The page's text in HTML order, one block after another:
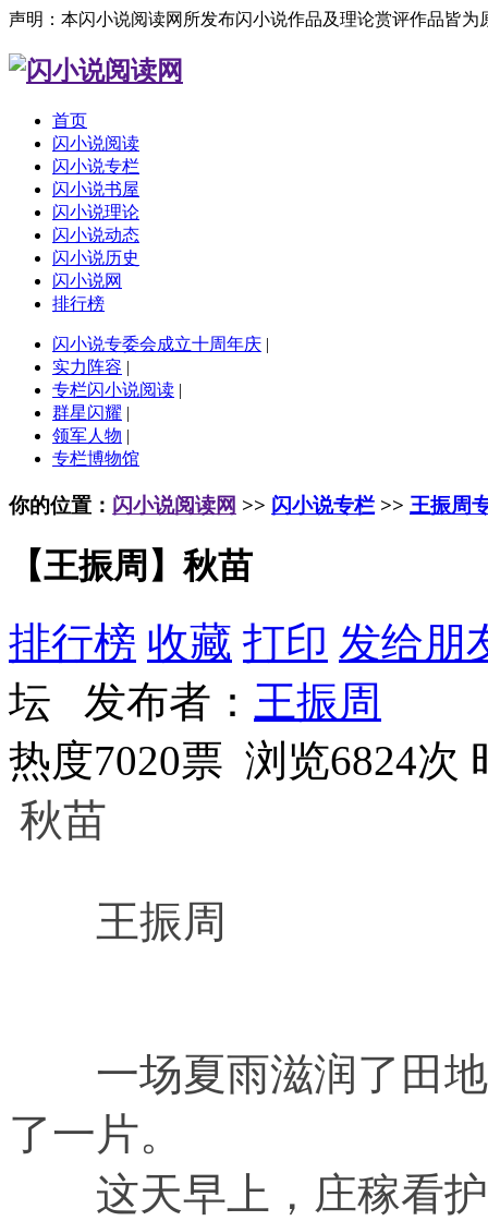
声明：本闪小说阅读网所发布闪小说作品及理论赏评作品皆
首页
闪小说阅读
闪小说专栏
闪小说书屋
闪小说理论
闪小说动态
闪小说历史
闪小说网
排行榜
闪小说专委会成立十周年庆 |
实力阵容 |
专栏闪小说阅读 |
群星闪耀 |
领军人物 |
专栏博物馆
你的位置： 闪小说阅读网 >> 闪小说专栏 >> 王振周
【王振周】秋苗
排行榜 收藏 打印 发给朋
坛 发布者： 王振周
热度7020票 浏览6824次
秋苗
王振周
一场夏雨滋润了田地
了一片。
这天早上，庄稼看护